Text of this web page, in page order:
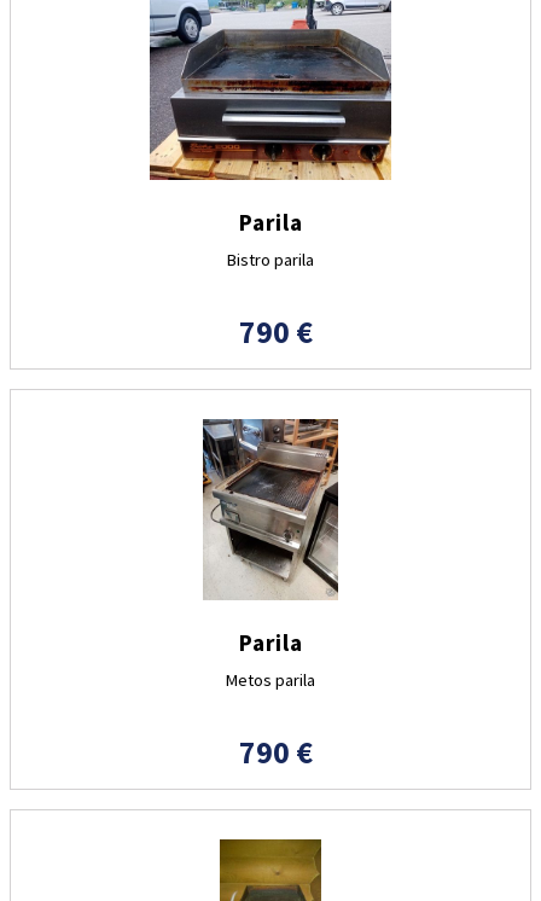
Parila
Bistro parila
790 €
Parila
Metos parila
790 €